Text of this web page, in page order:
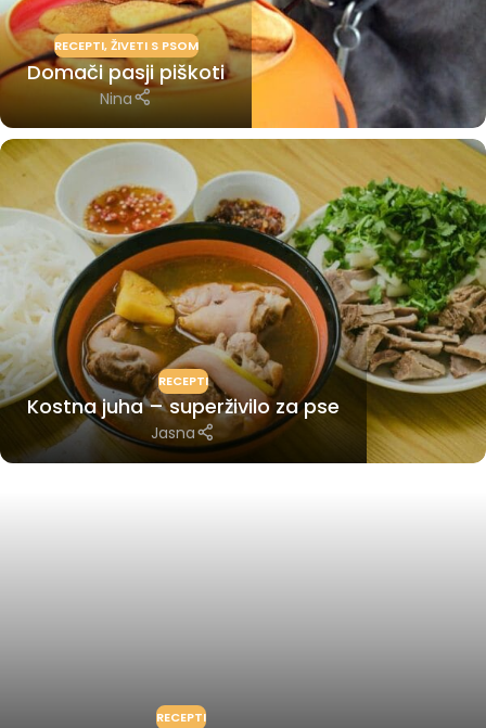
RECEPTI,ŽIVETI S PSOM
Domači pasji piškoti
Nina
RECEPTI
Kostna juha – superživilo za pse
Jasna
RECEPTI